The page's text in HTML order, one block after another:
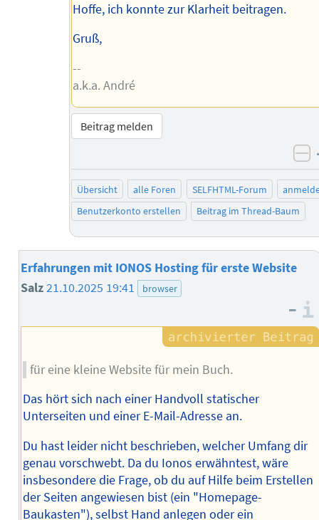
Hoffe, ich konnte zur Klarheit beitragen.
Gruß,
--
a.k.a. André
Beitrag melden
Übersicht alle Foren SELFHTML-Forum
Benutzerkonto erstellen
Beitrag im Thread-Baum
Erfahrungen mit IONOS Hosting für erste Website
Salz21.10.2025 19:41 browser
–
für eine kleine Website für mein Buch.
Das hört sich nach einer Handvoll statischer
Unterseiten und einer E-Mail-Adresse an.
Du hast leider nicht beschrieben, welcher Umfang dir
genau vorschwebt. Da du Ionos erwähntest, wäre
insbesondere die Frage, ob du auf Hilfe beim Erstellen
der Seiten angewiesen bist (ein "Homepage-
Baukasten"), selbst Hand anlegen oder ein